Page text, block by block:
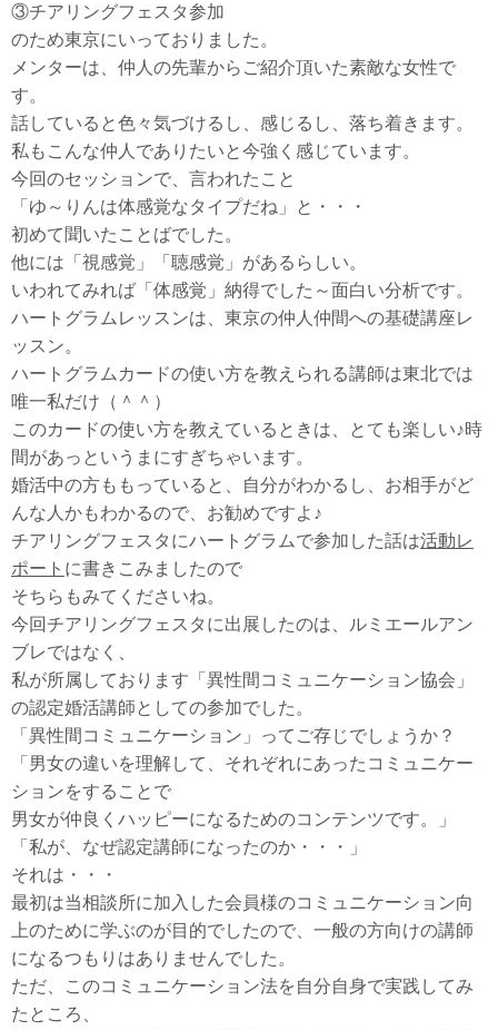
③チアリングフェスタ参加
のため東京にいっておりました。
メンターは、仲人の先輩からご紹介頂いた素敵な女性で
す。
話していると色々気づけるし、感じるし、落ち着きます。
私もこんな仲人でありたいと今強く感じています。
今回のセッションで、言われたこと
「ゆ～りんは体感覚なタイプだね」と・・・
初めて聞いたことばでした。
他には「視感覚」「聴感覚」があるらしい。
いわれてみれば「体感覚」納得でした～面白い分析です。
ハートグラムレッスンは、東京の仲人仲間への基礎講座レ
ッスン。
ハートグラムカードの使い方を教えられる講師は東北では
唯一私だけ（＾＾）
このカードの使い方を教えているときは、とても楽しい♪時
間があっというまにすぎちゃいます。
婚活中の方ももっていると、自分がわかるし、お相手がど
んな人かもわかるので、お勧めですよ♪
チアリングフェスタにハートグラムで参加した話は活動レ
ポート に書きこみましたので
そちらもみてくださいね。
今回チアリングフェスタに出展したのは、ルミエールアン
ブレではなく、
私が所属しております「異性間コミュニケーション協会」
の認定婚活講師としての参加でした。
「異性間コミュニケーション」ってご存じでしょうか？
「男女の違いを理解して、それぞれにあったコミュニケー
ションをすることで
男女が仲良くハッピーになるためのコンテンツです。」
「私が、なぜ認定講師になったのか・・・」
それは・・・
最初は当相談所に加入した会員様のコミュニケーション向
上のために学ぶのが目的でしたので、一般の方向けの講師
になるつもりはありませんでした。
ただ、このコミュニケーション法を自分自身で実践してみ
たところ、